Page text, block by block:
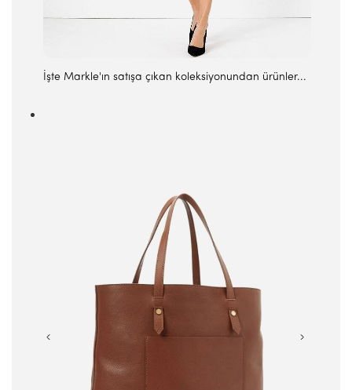
İşte Markle'ın satışa çıkan koleksiyonundan ürünler...